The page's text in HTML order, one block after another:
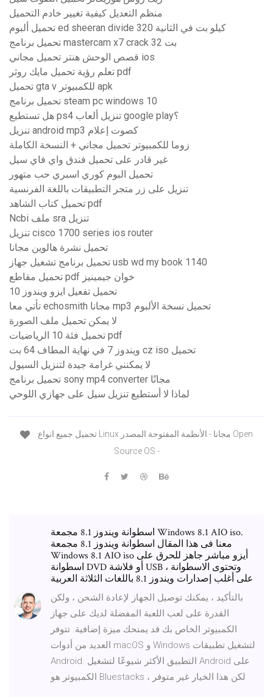
منظم التعديل كيفية تغيير خادم التحميل
تحميل ألبوم ed sheeran divide 320 كيلو بت في الثانية
تحميل برنامج mastercam x7 crack 32 بت
قصص الوحش هنتر تحميل مجاني ios
تعلم رؤية تحميل مايك روثر pdf
تحميل gta v للكمبيوتر apk
تحميل برنامج steam pc windows 10
هل تستطيع ps4 تنزيل ألعاب google play؟
تنزيل android mp3 كصوت إعلام
زوما للكمبيوتر تحميل مجاني + النسخة الكاملة
غير قادر على تحميل فندق واي فاي سيل
تحميل البوم كوري اسبري حب متهور
تنزيل على زر متجر التطبيقات باللغة الفرنسية
تحميل كتاب الشاهد pdf
Ncbi ملف sra تنزيل
تنزيل cisco 1700 series ios router
تحميل نشرة هالوين مجانا
تحميل برنامج تشغيل جهاز usb wd my book 1140
تحميل مقاطع pdf خوان جيمينيز
تحميل تفعيل ايزو ويندوز 10
تأتي معا echosmith مجانا mp3 تحميل نسخة الألبوم
لا يمكن تحميل ملف الصورة
تحميل فئة 10 الرياضيات pdf
ويندوز 7 في نهاية المطاف 64 بت cz iso تحميل
لا يمكنني غرامة جيدة لتنزيل السيول
تحميل برنامج sony mp4 converter مجانًا
لماذا لا أستطيع تنزيل سيل على جهازي اللوحي
Source OS -
اسطوانة ويندوز 8.1 مجمعة Windows 8.1 AIO iso.
معنا فى هذا المقال اسطوانة ويندوز 8.1 مجمعة
Windows 8.1 AIO iso أيزو مباشر جاهز للحرق على
اسطوانة DVD أو فلاشة USB ، وتحتوى الاسطوانة
على أغلب إصدارات ويندوز 8.1 باللغات الثلاثة العربية
بالتأكيد ، يمكنك توصيل الجهاز لإعادة الشحن ، ولكن
القدرة على لعب اللعبة المفضلة لديك على جهاز
الكمبيوتر الخاص بك قد يمنحك ميزة إضافية. تتوفر
العديد من أدوات macOS و Windows لتشغيل تطبيقات
Android. التطبيق الأكثر شيوعًا لتشغيل Android على
الكمبيوتر هو Bluestacks ، لكن هذا الخيار غير متوفر